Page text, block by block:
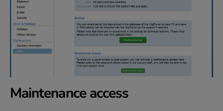
Maintenance access